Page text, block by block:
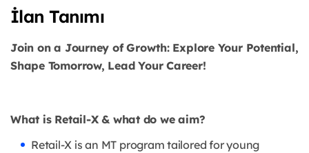
İlan Tanımı
Join on a Journey of Growth: Explore Your Potential,
Shape Tomorrow, Lead Your Career!
What is Retail-X & what do we aim?
Retail-X is an MT program tailored for young